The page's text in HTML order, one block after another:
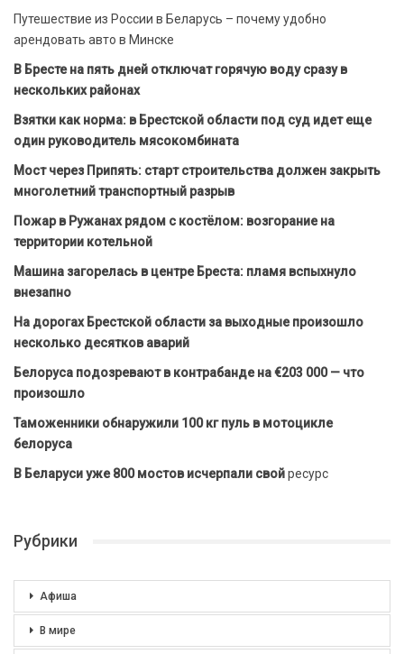
Путешествие из России в Беларусь – почему удобно
арендовать авто в Минске
В Бресте на пять дней отключат горячую воду сразу в
нескольких районах
Взятки как норма: в Брестской области под суд идет еще
один руководитель мясокомбината
Мост через Припять: старт строительства должен закрыть
многолетний транспортный разрыв
Пожар в Ружанах рядом с костёлом: возгорание на
территории котельной
Машина загорелась в центре Бреста: пламя вспыхнуло
внезапно
На дорогах Брестской области за выходные произошло
несколько десятков аварий
Белоруса подозревают в контрабанде на €203 000 — что
произошло
Таможенники обнаружили 100 кг пуль в мотоцикле
белоруса
В Беларуси уже 800 мостов исчерпали свойресурс
Рубрики
Афиша
В мире